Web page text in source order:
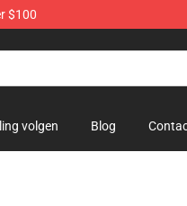
$100
volgen Blog